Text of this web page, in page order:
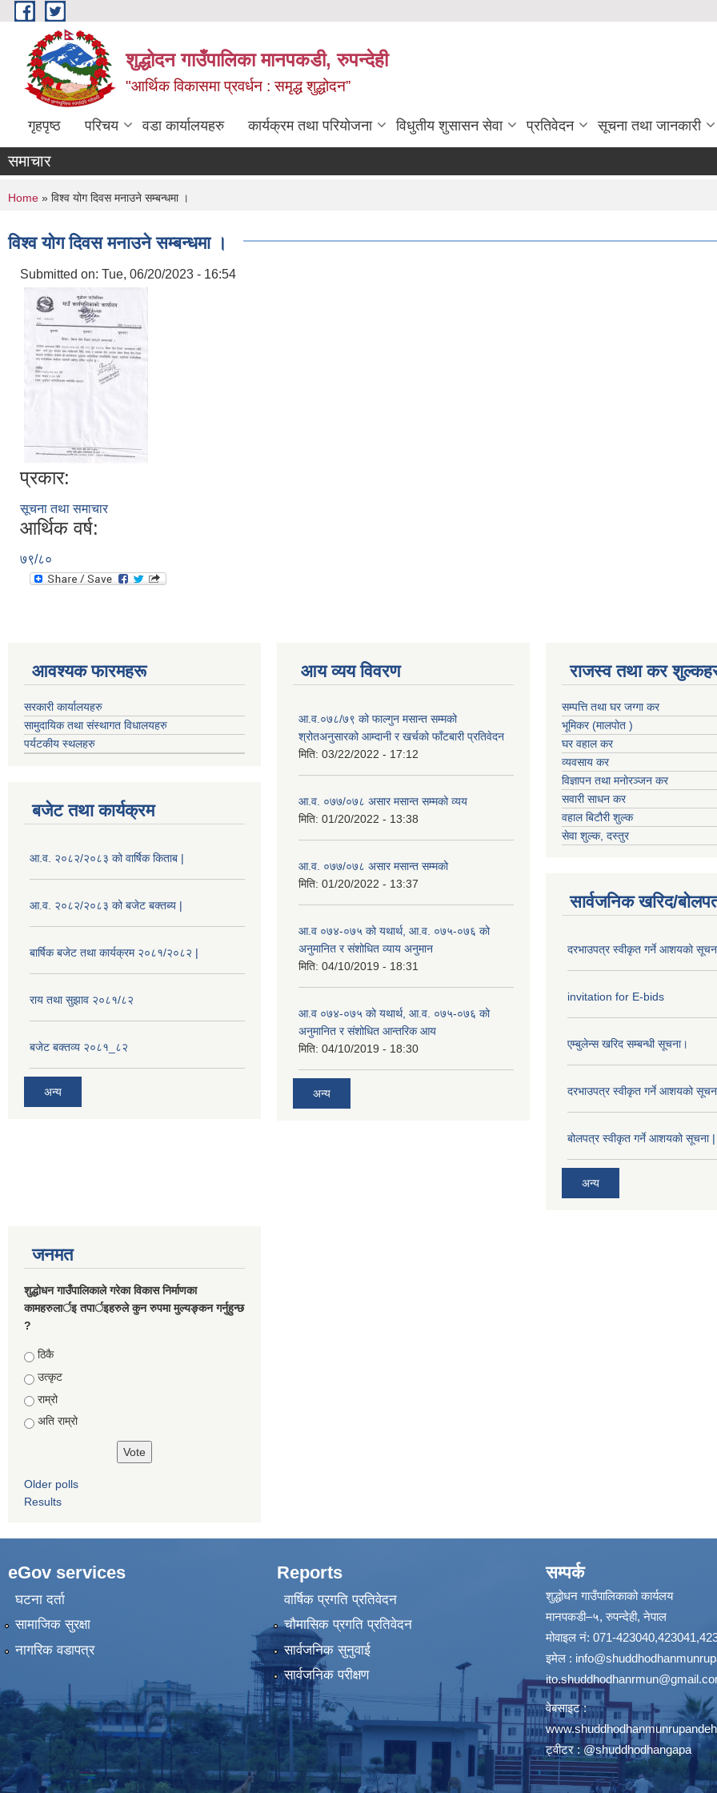
Skip to main content
शुद्धोदन गाउँपालिका मानपकडी, रुपन्देही
"आर्थिक विकासमा प्रवर्धन : समृद्ध शुद्धोदन”
गृहपृष्ठ परिचय वडा कार्यालयहरु कार्यक्रम तथा परियोजना विधुतीय शुसासन सेवा प्रतिवेदन सूचना तथा जानकारी
समाचार
You are here
Home » विश्‍व योग दिवस मनाउने सम्बन्धमा ।
विश्‍व योग दिवस मनाउने सम्बन्धमा ।
Submitted on: Tue, 06/20/2023 - 16:54
प्रकार:
सूचना तथा समाचार
आर्थिक वर्ष:
७९/८०
आवश्यक फारमहरू
सरकारी कार्यालयहरु
सामुदायिक तथा संस्थागत विधालयहरु
पर्यटकीय स्थलहरु
बजेट तथा कार्यक्रम
आ.व. २०८२/२०८३ को वार्षिक किताब |
आ.व. २०८२/२०८३ को बजेट बक्तब्य |
बार्षिक बजेट तथा कार्यक्रम २०८१/२०८२ |
राय तथा सुझाव २०८१/८२
बजेट बक्तव्य २०८१_८२
अन्य
आय व्यय विवरण
आ.व.०७८/७९ को फाल्गुन मसान्त सम्मको
श्रोतअनुसारको आम्दानी र खर्चको फाँटबारी प्रतिवेदन
मिति: 03/22/2022 - 17:12
आ.व. ०७७/०७८ असार मसान्त सम्मको व्यय
मिति: 01/20/2022 - 13:38
आ.व. ०७७/०७८ असार मसान्त सम्मको
मिति: 01/20/2022 - 13:37
आ.व ०७४-०७५ को यथार्थ, आ.व. ०७५-०७६ को
अनुमानित र संशोधित व्याय अनुमान
मिति: 04/10/2019 - 18:31
आ.व ०७४-०७५ को यथार्थ, आ.व. ०७५-०७६ को
अनुमानित र संशोधित आन्तरिक आय
मिति: 04/10/2019 - 18:30
अन्य
राजस्व तथा कर
सम्पत्ति तथा घर जग्गा कर
भूमिकर (मालपोत )
घर वहाल कर
व्यवसाय कर
विज्ञापन तथा मनोरञ्जन कर
सवारी साधन कर
वहाल बिटौरी शुल्क
सेवा शुल्क, दस्तुर
सार्वजनिक खरिद/
दरभाउपत्र स्वीकृत गर्ने आशयको
invitation for E-bids
एम्बुलेन्स खरिद सम्बन्धी सूचना।
दरभाउपत्र स्वीकृत गर्ने आशयको
बोलपत्र स्वीकृत गर्ने आशयको सूचना |
अन्य
जनमत
शुद्धोधन गाउँपालिकाले गरेका विकास निर्माणका
कामहरुलार्इ तपार्इहरुले कुन रुपमा मुल्यङ्कन गर्नुहुन्छ
?
Choices
ठिकै
उत्कृट
राम्रो
अति राम्रो
Older polls
Results
eGov services
घटना दर्ता
सामाजिक सुरक्षा
नागरिक वडापत्र
Reports
वार्षिक प्रगति प्रतिवेदन
चौमासिक प्रगति प्रतिवेदन
सार्वजनिक सुनुवाई
सार्वजनिक परीक्षण
सम्पर्क
शुद्धोधन गाउँपालिकाको कार्यलय
मानपकडी–५, रुपन्देही, नेपाल
मोवाइल नं: 071-
इमेल :
वेबसाइट :
ट्वीटर : @shuddhodhangapa